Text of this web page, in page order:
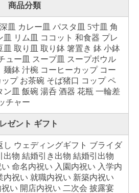
商品分類
皿 カレー皿 パスタ皿 5寸皿 角
皿 リム皿 ココット 和食器 プレ
皿 取り皿 取り鉢 箸置き 鉢 小鉢
ュー皿 スープ皿 スープボウル
麺鉢 汁椀 コーヒーカップ コー
プ お茶碗 そば猪口 コップ ペ
ン皿 飯碗 湯呑 酒器 花瓶 一輪差
チャー
ゼント ギフト
し ウェディングギフト ブライダ
出物 結婚引き出物 結婚引出物
命名内祝い 入園内祝い 入学内
内祝い 就職内祝い 新築内祝い
い 開店内祝い 二次会 披露宴